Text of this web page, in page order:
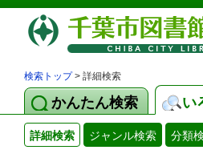
検索トップ> 詳細検索
かんたん検索 い
詳細検索 ジャンル検索 分類